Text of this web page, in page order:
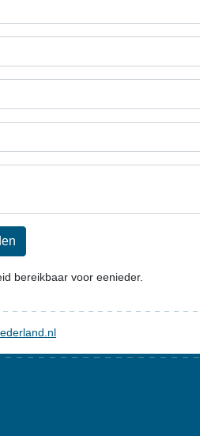
bereikbaar voor eenieder.